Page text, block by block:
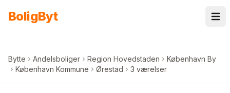
BoligByt
Bytte Andelsboliger Region Hovedstaden
København By
København Kommune
Ørestad 3 værelser